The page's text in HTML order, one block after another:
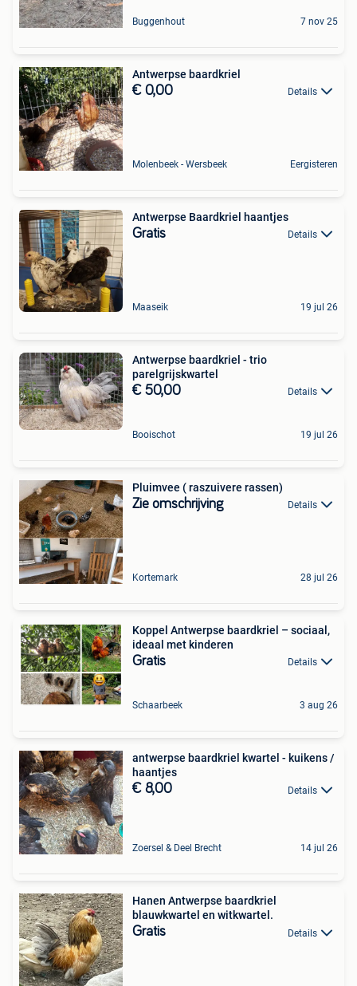
Buggenhout 7 nov 25
Antwerpse baardkriel
€ 0,00 Details
Molenbeek - Wersbeek Eergisteren
Antwerpse Baardkriel haantjes
Gratis Details
Maaseik 19 jul 26
Antwerpse baardkriel - trio
parelgrijskwartel
€ 50,00 Details
Booischot 19 jul 26
Pluimvee ( raszuivere rassen)
Zie omschrijving Details
Kortemark 28 jul 26
Koppel Antwerpse baardkriel – sociaal,
ideaal met kinderen
Gratis Details
Schaarbeek 3 aug 26
antwerpse baardkriel kwartel - kuikens /
haantjes
€ 8,00 Details
Zoersel & Deel Brecht 14 jul 26
Hanen Antwerpse baardkriel
blauwkwartel en witkwartel.
Gratis Details